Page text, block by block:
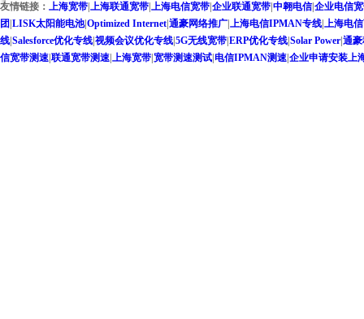
友情链接： 上海宽带 上海联通宽带 上海电信宽带 企业联通宽带 中翱电信|企业电信
团 LISK太阳能电池|Optimized Internet 通豪网络推广 上海电信IPMAN专线 上海电
线 Salesforce优化专线 视频会议优化专线 5G无线宽带 ERP优化专线 Solar Power 通
信宽带测速 联通宽带测速 上海宽带 宽带测速测试 电信IPMAN测速 企业申请安装上